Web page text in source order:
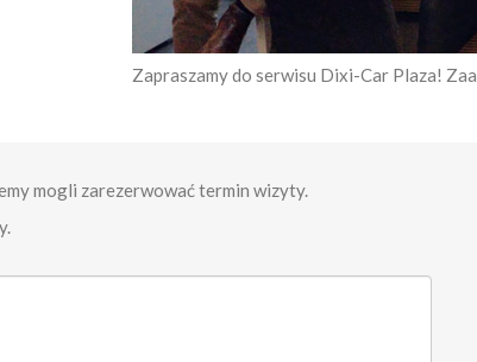
Zapraszamy do serwisu Dixi-Car Plaza!
mogli zarezerwować termin wizyty.